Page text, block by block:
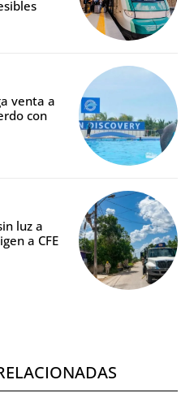
venta a
con
luz a
a CFE